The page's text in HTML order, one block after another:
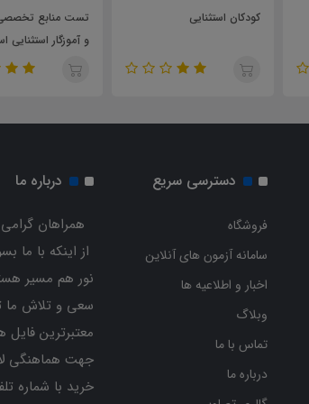
کودکان استثنایی
تست منابع تخصصی
و آموزگار استثنایی
آموزش و پرورش
دسترسی سریع
فروشگاه
سامانه آزمون های آنلاین
اخبار و اطلاعیه ها
وبلاگ
تماس با ما
درباره ما
درباره ما
همراهان
از اینکه با ما
نور هم مسیر
سعی و تلاش ما
معتبرترین
جهت هماهنگی